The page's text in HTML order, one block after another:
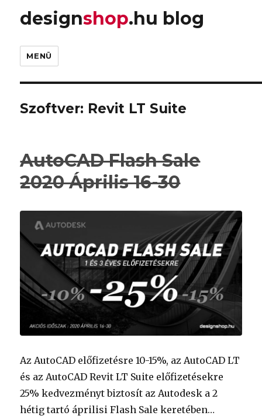
designshop.hu blog
MENÜ
Szoftver: Revit LT Suite
AutoCAD Flash Sale
2020 Április 16-30
Az AutoCAD előfizetésre 10-15%, az AutoCAD LT
és az AutoCAD Revit LT Suite előfizetésekre
25% kedvezményt biztosít az Autodesk a 2
hétig tartó áprilisi Flash Sale keretében…